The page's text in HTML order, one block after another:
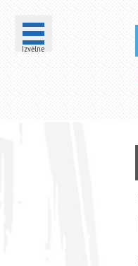
Izvēlne